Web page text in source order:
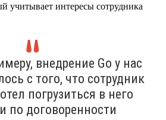
учитывает интересы сотрудника
внедрение Go у нас
с того, что сотрудник
погрузиться в него
и по договоренности